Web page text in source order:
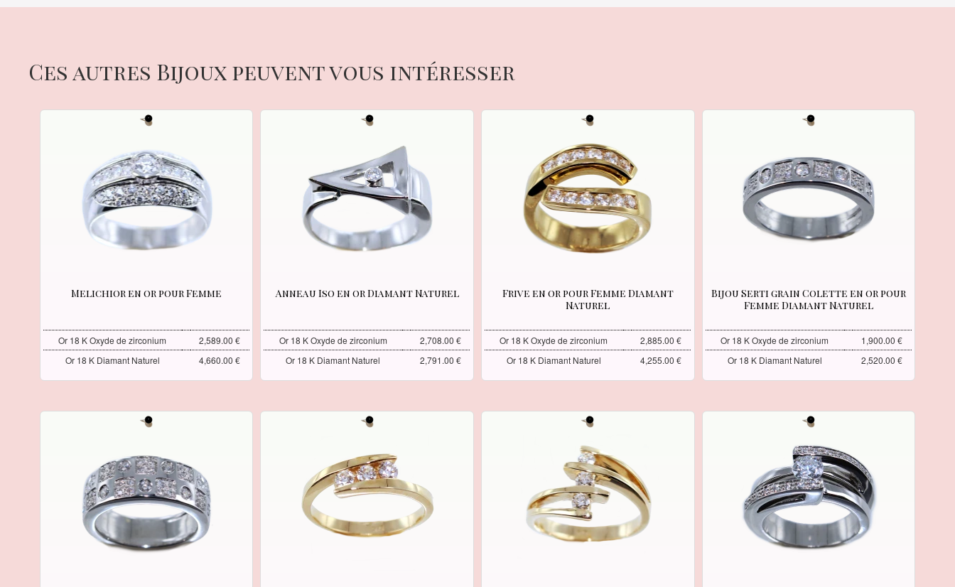
Ces autres Bijoux peuvent vous intéresser
Melichior en or pour Femme
Or 18 K Oxyde de zirconium
2,589.00 €
Or 18 K Diamant Naturel
4,660.00 €
Anneau Iso en or Diamant Naturel
Or 18 K Oxyde de zirconium
2,708.00 €
Or 18 K Diamant Naturel
2,791.00 €
Frive en or pour Femme Diamant
Naturel
Or 18 K Oxyde de zirconium
2,885.00 €
Or 18 K Diamant Naturel
4,255.00 €
Bijou Serti grain Colette en or pour
Femme Diamant Naturel
Or 18 K Oxyde de zirconium
1,900.00 €
Or 18 K Diamant Naturel
2,520.00 €